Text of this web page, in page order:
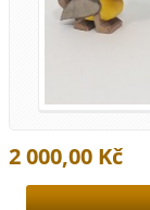
2 000,00 Kč